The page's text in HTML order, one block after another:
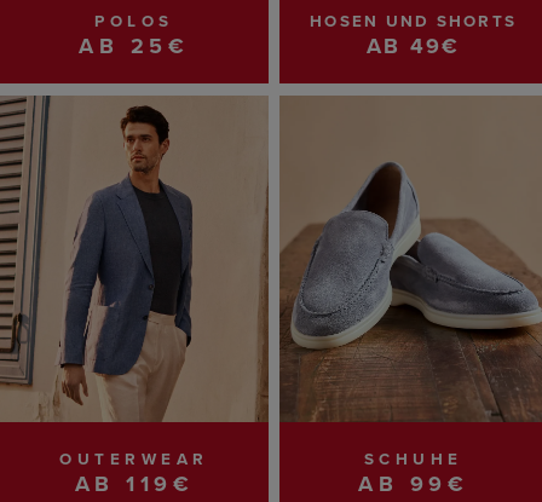
POLOS
AB 25€
HOSEN UND SHORTS
AB 49€
OUTERWEAR
AB 119€
SCHUHE
AB 99€